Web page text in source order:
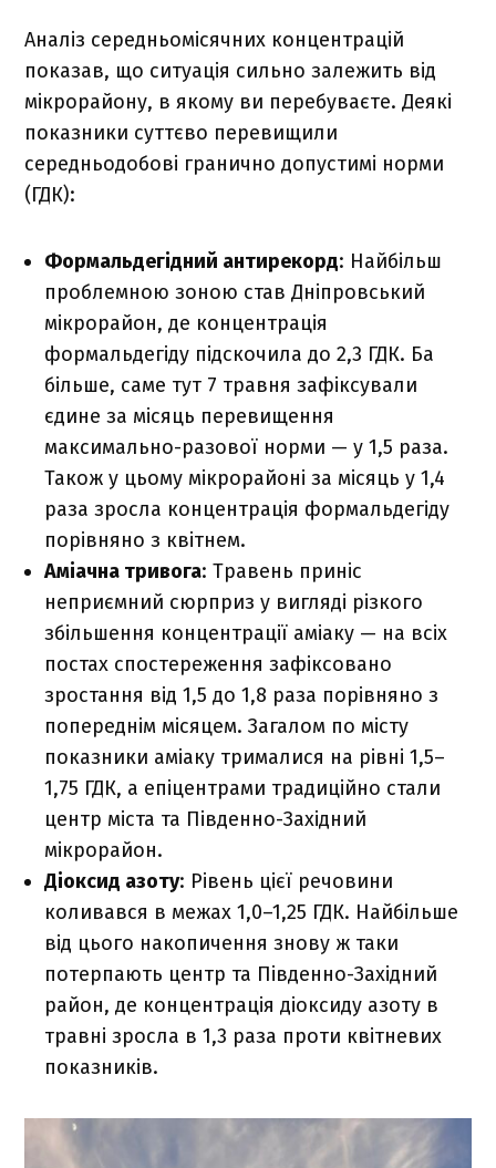
Аналіз середньомісячних концентрацій
показав, що ситуація сильно залежить від
мікрорайону, в якому ви перебуваєте. Деякі
показники суттєво перевищили
середньодобові гранично допустимі норми
(ГДК):
Формальдегідний антирекорд: Найбільш
проблемною зоною став Дніпровський
мікрорайон, де концентрація
формальдегіду підскочила до 2,3 ГДК. Ба
більше, саме тут 7 травня зафіксували
єдине за місяць перевищення
максимально-разової норми — у 1,5 раза.
Також у цьому мікрорайоні за місяць у 1,4
раза зросла концентрація формальдегіду
порівняно з квітнем.
Аміачна тривога: Травень приніс
неприємний сюрприз у вигляді різкого
збільшення концентрації аміаку — на всіх
постах спостереження зафіксовано
зростання від 1,5 до 1,8 раза порівняно з
попереднім місяцем. Загалом по місту
показники аміаку трималися на рівні 1,5–
1,75 ГДК, а епіцентрами традиційно стали
центр міста та Південно-Західний
мікрорайон.
Діоксид азоту: Рівень цієї речовини
коливався в межах 1,0–1,25 ГДК. Найбільше
від цього накопичення знову ж таки
потерпають центр та Південно-Західний
район, де концентрація діоксиду азоту в
травні зросла в 1,3 раза проти квітневих
показників.